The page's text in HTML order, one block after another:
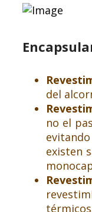
del
no el
existen